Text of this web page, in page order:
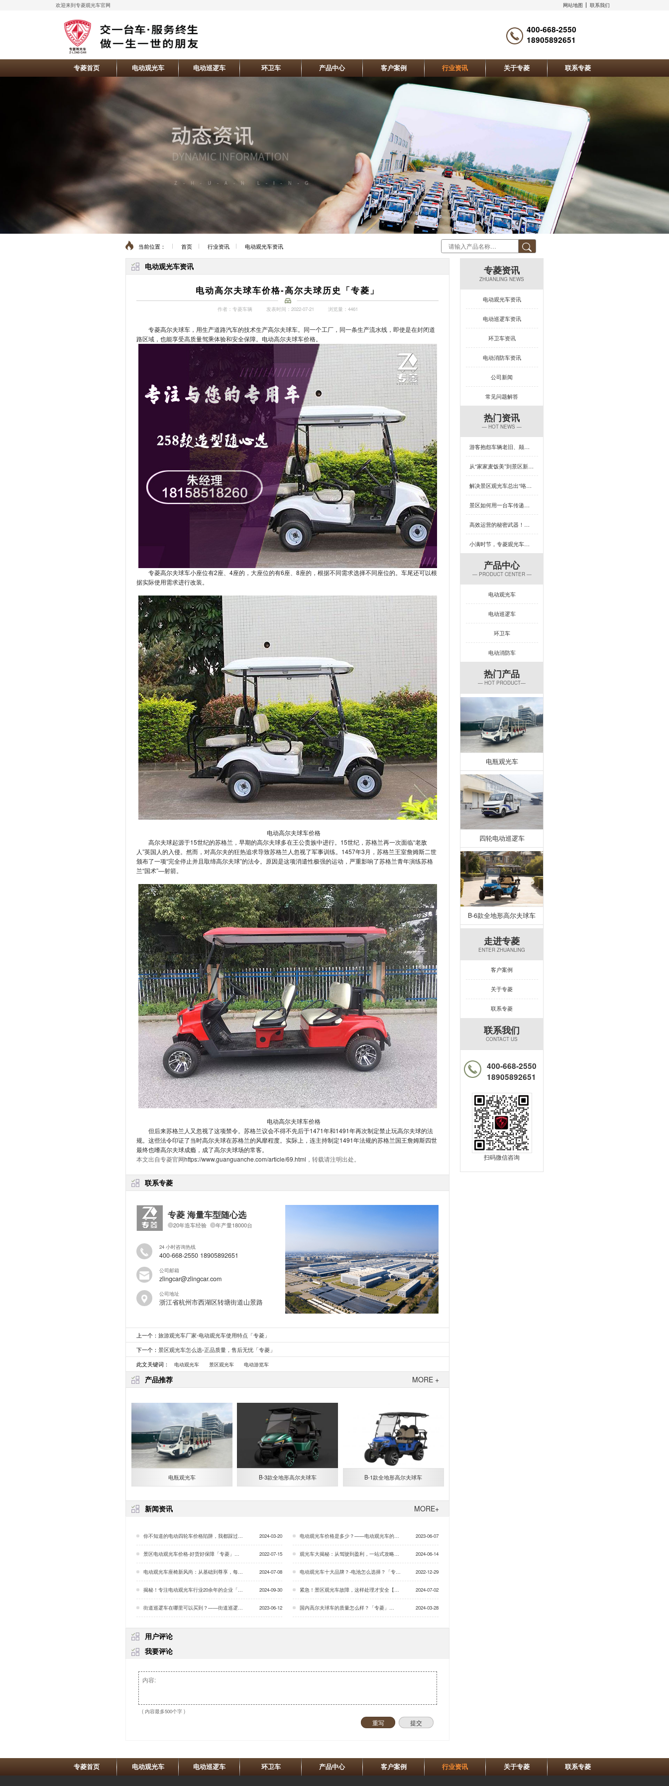
欢迎来到专菱观光车官网 网站地图 联系我们
400-668-2550
18905892651
专菱首页 电动观光车 电动巡逻车 环卫车 产品中心 客户案例 行业资讯 关于专菱 联系专菱
当前位置： 首页 行业资讯 电动观光车资讯
电动观光车资讯
电动高尔夫球车价格-高尔夫球历史「专菱」
作者：专菱车辆 发表时间：2022-07-21 浏览量：4461
专菱高尔夫球车，用生产道路汽车的技术生产高尔夫球车。同一个工厂，同一条生产流水线，即使是在封闭道
路区域，也能享受高质量驾乘体验和安全保障。电动高尔夫球车价格。
专菱高尔夫球车小座位有2座、4座的，大座位的有6座、8座的，根据不同需求选择不同座位的。车尾还可以根
据实际使用需求进行改装。
电动高尔夫球车价格
高尔夫球起源于15世纪的苏格兰，早期的高尔夫球多在王公贵族中进行。15世纪，苏格兰再一次面临“老敌
人”英国人的入侵。然而，对高尔夫的狂热追求导致苏格兰人忽视了军事训练。1457年3月，苏格兰王室詹姆斯二世
颁布了一项“完全停止并且取缔高尔夫球”的法令。原因是这项消遣性极强的运动，严重影响了苏格兰青年演练苏格
兰“国术”—射箭。
电动高尔夫球车价格
但后来苏格兰人又忽视了这项禁令。苏格兰议会不得不先后于1471年和1491年再次制定禁止玩高尔夫球的法
规。这些法令印证了当时高尔夫球在苏格兰的风靡程度。实际上，连主持制定1491年法规的苏格兰国王詹姆斯四世
最终也嗜高尔夫球成瘾，成了高尔夫球场的常客。
本文出自专菱官网https://www.guanguanche.com/article/69.html ，转载请注明出处。
联系专菱
专菱 海量车型随心选
20年造车经验 年产量18000台
24 小时咨询热线
400-668-2550 18905892651
公司邮箱
zlingcar@zlingcar.com
公司地址
浙江省杭州市西湖区转塘街道山景路
上一个： 旅游观光车厂家-电动观光车使用特点「专菱」
下一个： 景区观光车怎么选-正品质量，售后无忧「专菱」
此文关键词：
电动观光车 景区观光车 电动游览车
产品推荐 MORE +
电瓶观光车 B-3款全地形高尔夫球车 B-1款全地形高尔夫球车
新闻资讯 MORE+
你不知道的电动四轮车价格陷阱，我都踩过——车型[专菱]… 2024-03-20 电动观光车价格是多少？——电动观光车的正确充电方式「专菱」… 2023-06-07
景区电动观光车价格-好货好保障「专菱」… 2022-07-15 观光车大揭秘：从驾驶到盈利，一站式攻略！「专菱」… 2024-06-14
电动观光车座椅新风尚：从基础到尊享，每一站都是惊喜「专菱」… 2024-07-08 电动观光车十大品牌？-电池怎么选择？「专菱」… 2022-12-29
揭秘！专注电动观光车行业20余年的企业「专菱」… 2024-09-30 紧急！景区观光车故障，这样处理才安全【教科书般操作指南】「专菱」… 2024-07-02
街道巡逻车在哪里可以买到？——街道巡逻车守护街道安全「专菱」… 2023-06-12 国内高尔夫球车的质量怎么样？「专菱」… 2024-03-28
用户评论
我要评论
( 内容最多500个字 )
重写 提交
专菱资讯
ZHUANLING NEWS
电动观光车资讯
电动巡逻车资讯
环卫车资讯
电动消防车资讯
公司新闻
常见问题解答
热门资讯
— HOT NEWS —
游客抱怨车辆老旧、颠簸？一台让景区复购率飙升的观光车来了！
从“家家麦饭美”到景区新体验，芒种×专菱观光车藏着多少惊喜？
解决景区观光车总出“咯吱响”？竟然可以这样做
景区如何用一台车传递人文关怀？答案藏在专菱观光车的钣金工艺里
高效运营的秘密武器！专菱电动景区观光车赋能景区服务升级
小满时节，专菱观光车钣金品质引领出行新体验
产品中心
— PRODUCT CENTER —
电动观光车
电动巡逻车
环卫车
电动消防车
热门产品
— HOT PRODUCT—
电瓶观光车
四轮电动巡逻车
B-6款全地形高尔夫球车
走进专菱
ENTER ZHUANLING
客户案例
关于专菱
联系专菱
联系我们
CONTACT US
400-668-2550
18905892651
扫码微信咨询
专菱首页 电动观光车 电动巡逻车 环卫车 产品中心 客户案例 行业资讯 关于专菱 联系专菱